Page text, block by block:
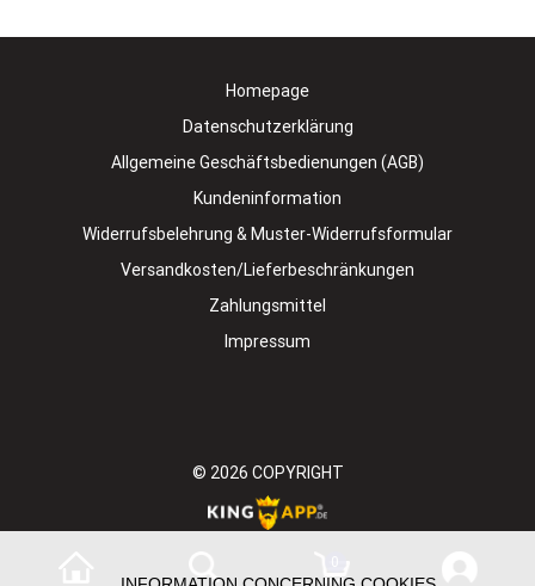
Homepage
Datenschutzerklärung
Allgemeine Geschäftsbedienungen (AGB)
Kundeninformation
Widerrufsbelehrung & Muster-Widerrufsformular
Versandkosten/Lieferbeschränkungen
Zahlungsmittel
Impressum
© 2026 COPYRIGHT